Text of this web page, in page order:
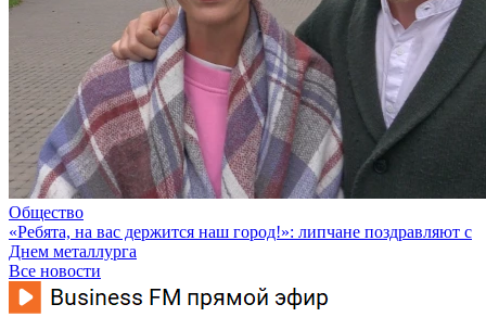
Общество
«Ребята, на вас держится наш город!»: липчане поздравляют с
Днем металлурга
Все новости